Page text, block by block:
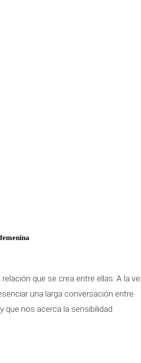
que se crea entre ellas. A la
una larga conversación entre
que nos acerca la sensibilidad